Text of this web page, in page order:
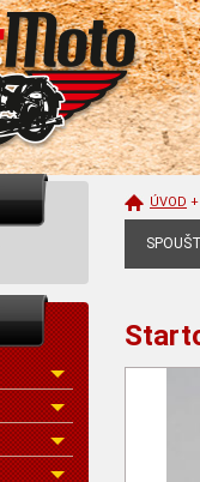
ÚVOD +